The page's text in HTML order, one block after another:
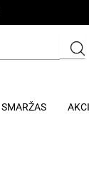
SMARŽAS